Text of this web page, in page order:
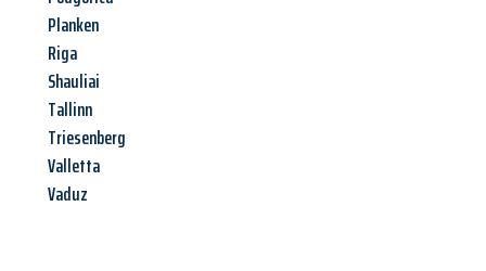
Planken
Riga
Shauliai
Tallinn
Triesenberg
Valletta
Vaduz